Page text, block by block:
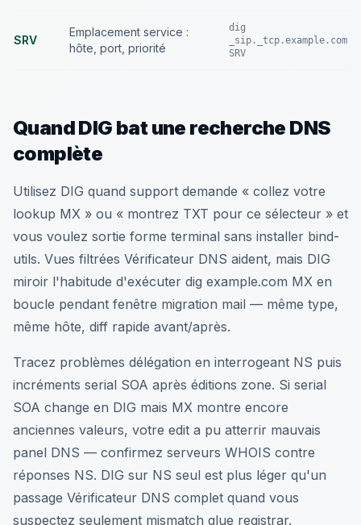
SRV
Emplacement service :
hôte, port, priorité
dig
_sip._tcp.example.com
SRV
Quand DIG bat une recherche DNS
complète
Utilisez DIG quand support demande « collez votre
lookup MX » ou « montrez TXT pour ce sélecteur » et
vous voulez sortie forme terminal sans installer bind-
utils. Vues filtrées Vérificateur DNS aident, mais DIG
miroir l'habitude d'exécuter dig example.com MX en
boucle pendant fenêtre migration mail — même type,
même hôte, diff rapide avant/après.
Tracez problèmes délégation en interrogeant NS puis
incréments serial SOA après éditions zone. Si serial
SOA change en DIG mais MX montre encore
anciennes valeurs, votre edit a pu atterrir mauvais
panel DNS — confirmez serveurs WHOIS contre
réponses NS. DIG sur NS seul est plus léger qu'un
passage Vérificateur DNS complet quand vous
suspectez seulement mismatch glue registrar.